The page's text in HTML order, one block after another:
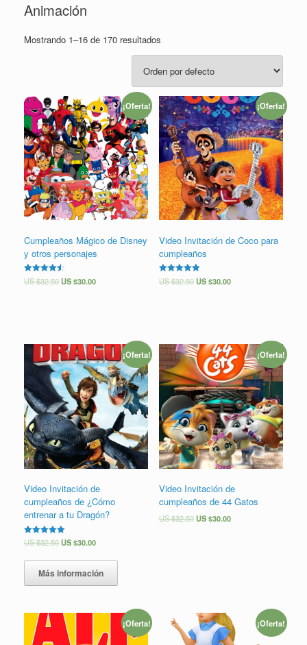
Animación
Mostrando 1–16 de 170 resultados
¡Oferta!
Cumpleaños Mágico de Disney
y otros personajes
Valorado
en
US $32.50US $30.00
¡Oferta!
Video Invitación de Coco para
cumpleaños
Valorado en
5.00
US $32.50 US $30.00
¡Oferta!
Video Invitación de
cumpleaños de ¿Cómo
entrenar a tu Dragón?
Valorado en
US $32.50US $30.00
Más información
¡Oferta!
Video Invitación de
cumpleaños de 44 Gatos
US $32.50 US $30.00
¡Oferta! ¡Oferta!